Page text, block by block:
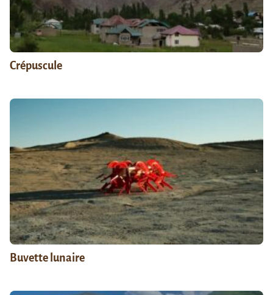
Crépuscule
Buvette lunaire